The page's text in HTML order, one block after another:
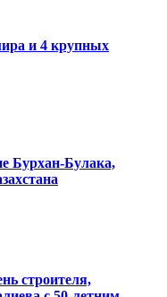
и 4 крупных
Бурхан-Булака,
строителя,